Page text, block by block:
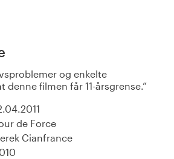
og enkelte
denne filmen får 11-årsgrense.
de Force
Cianfrance